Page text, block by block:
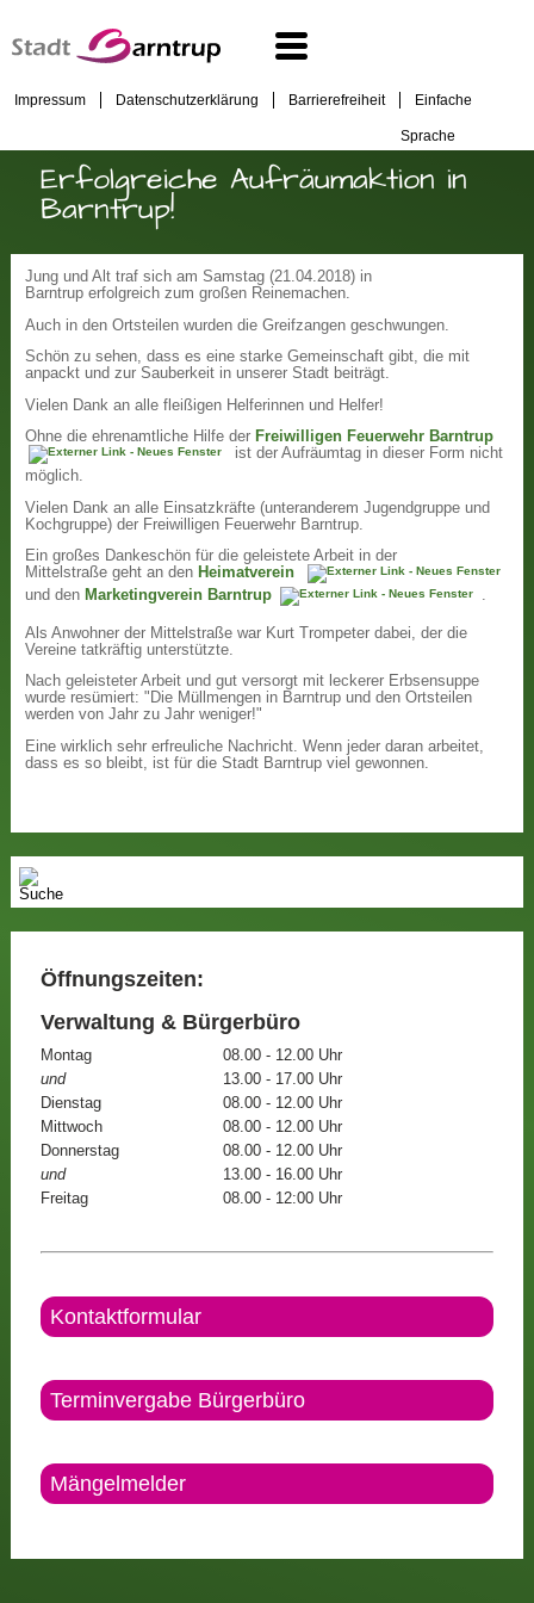
Impressum Datenschutzerklärung Barrierefreiheit Einfache
Sprache
Erfolgreiche Aufräumaktion in
Barntrup!
Jung und Alt traf sich am Samstag (21.04.2018) in
Barntrup erfolgreich zum großen Reinemachen.
Auch in den Ortsteilen wurden die Greifzangen geschwungen.
Schön zu sehen, dass es eine starke Gemeinschaft gibt, die mit
anpackt und zur Sauberkeit in unserer Stadt beiträgt.
Vielen Dank an alle fleißigen Helferinnen und Helfer!
Ohne die ehrenamtliche Hilfe der Freiwilligen Feuerwehr Barntrup
ist der Aufräumtag in dieser Form nicht
möglich.
Vielen Dank an alle Einsatzkräfte (unteranderem Jugendgruppe und
Kochgruppe) der Freiwilligen Feuerwehr Barntrup.
Ein großes Dankeschön für die geleistete Arbeit in der
Mittelstraße geht an den Heimatverein
und den Marketingverein Barntrup .
Als Anwohner der Mittelstraße war Kurt Trompeter dabei, der die
Vereine tatkräftig unterstützte.
Nach geleisteter Arbeit und gut versorgt mit leckerer Erbsensuppe
wurde resümiert: "Die Müllmengen in Barntrup und den Ortsteilen
werden von Jahr zu Jahr weniger!"
Eine wirklich sehr erfreuliche Nachricht. Wenn jeder daran arbeitet,
dass es so bleibt, ist für die Stadt Barntrup viel gewonnen.
Öffnungszeiten:
Verwaltung & Bürgerbüro
Montag
08.00 - 12.00 Uhr
und
13.00 - 17.00 Uhr
Dienstag
08.00 - 12.00 Uhr
Mittwoch
08.00 - 12.00 Uhr
Donnerstag
08.00 - 12.00 Uhr
und
13.00 - 16.00 Uhr
Freitag
08.00 - 12:00 Uhr
Kontaktformular
Terminvergabe Bürgerbüro
Mängelmelder